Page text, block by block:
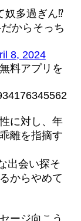
奴多過ぎん⁉️
からそっち
8, 2024
料アプリを
に対し、年
離を指摘す
出会い探そ
からやめて
ージ向こう